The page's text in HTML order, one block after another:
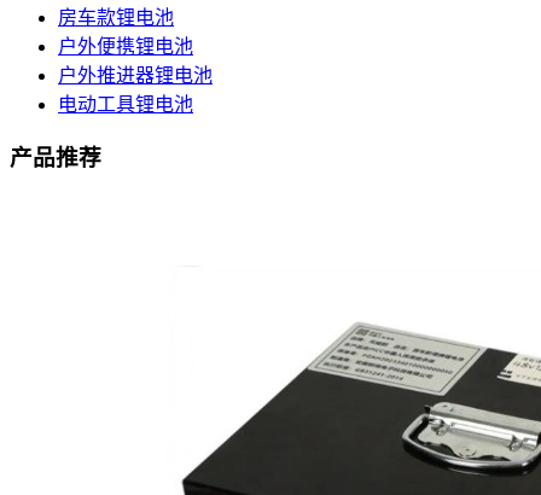
房车款锂电池
户外便携锂电池
户外推进器锂电池
电动工具锂电池
产品推荐